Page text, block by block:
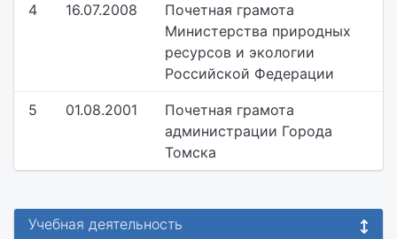
4 16.07.2008
Почетная грамота
Министерства природных
ресурсов и экологии
Российской Федерации
5 01.08.2001
Почетная грамота
администрации Города
Томска
Учебная деятельность